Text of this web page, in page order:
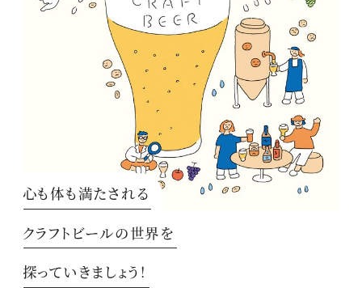
心も体も満たされる
クラフトビールの世界を
探っていきましょう！